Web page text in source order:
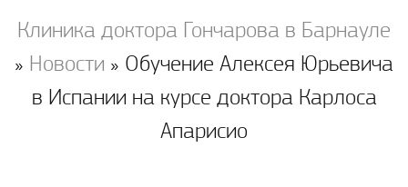
Клиника доктора Гончарова в Барнауле
» Новости » Обучение Алексея Юрьевича
в Испании на курсе доктора Карлоса
Апарисио